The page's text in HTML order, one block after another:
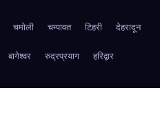
चमोली चम्पावत टिहरी देहरादून
बागेश्वर रुद्रप्रयाग हरिद्वार